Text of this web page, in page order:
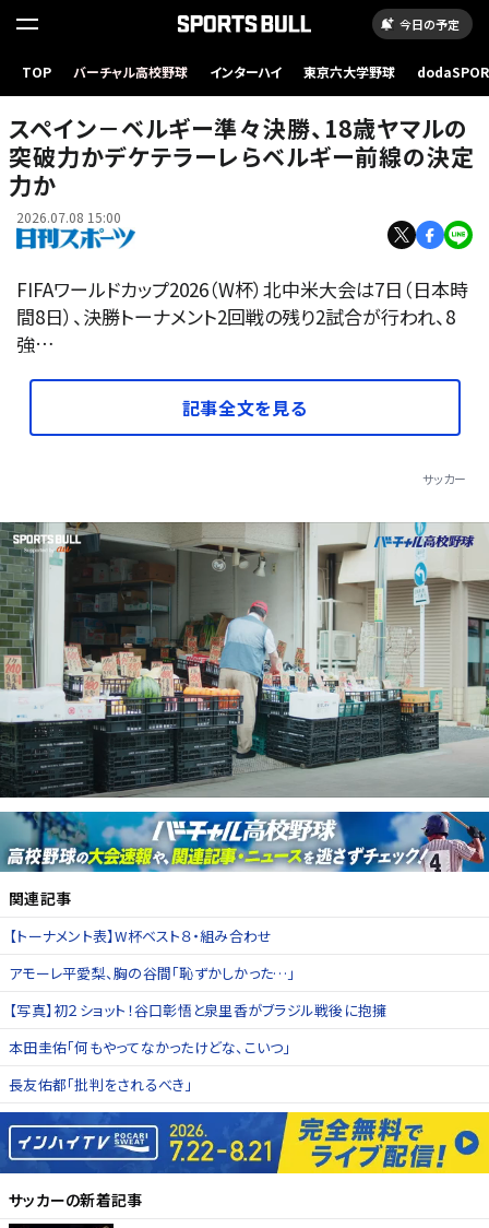
今日の予定
TOP バーチャル高校野球 インターハイ 東京六大学野球
【写真】スペイン代表の「神童」ラミン・ヤマル（ロイター）
スペイン－ベルギー準々決勝、18歳ヤマルの
突破力かデケテラーレらベルギー前線の決定
力か
2026.07.08 15:00
FIFAワールドカップ2026（W杯）北中米大会は7日（日本時
間8日）、決勝トーナメント2回戦の残り2試合が行われ、8
強…
記事全文を見る
サッカー
関連記事
【トーナメント表】W杯ベスト８・組み合わせ
アモーレ平愛梨、胸の谷間「恥ずかしかった…」
【写真】初２ショット！谷口彰悟と泉里香がブラジル戦後に抱擁
本田圭佑「何もやってなかったけどな、こいつ」
長友佑都「批判をされるべき」
サッカーの新着記事